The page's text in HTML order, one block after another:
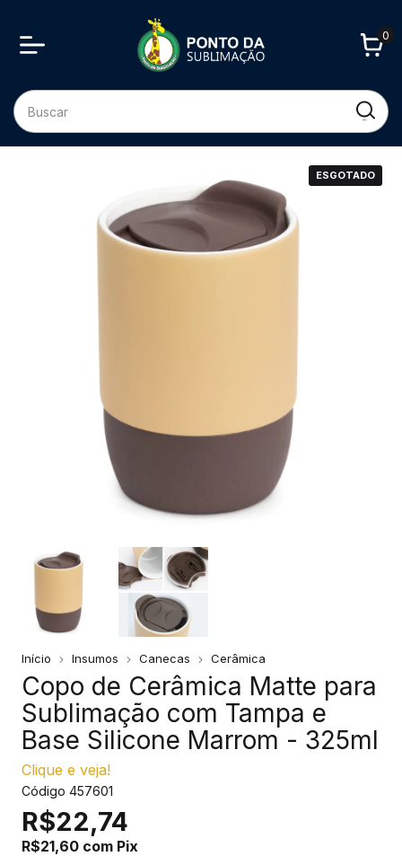
0
ESGOTADO
Início Insumos Canecas Cerâmica
Copo de Cerâmica Matte para
Sublimação com Tampa e
Base Silicone Marrom - 325ml
Clique e veja!
Código 457601
R$22,74
R$21,60 com Pix